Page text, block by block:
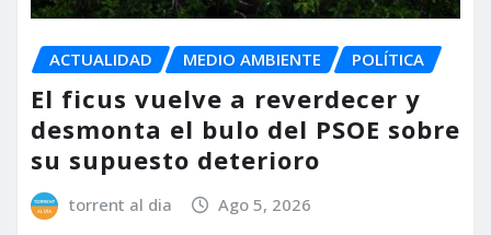
ACTUALIDAD MEDIO AMBIENTE POLÍTICA
El ficus vuelve a reverdecer y
desmonta el bulo del PSOE sobre
su supuesto deterioro
torrent al dia Ago 5, 2026